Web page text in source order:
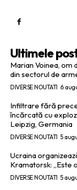
Ultimele
Marian Voinea,
din sectorul de
DIVERSE NOUTATI 6
Infiltrare fără
încărcată cu
Leipzig, Germania
DIVERSE NOUTATI 5
Ucraina
Kramatorsk: „Este
DIVERSE NOUTATI 5